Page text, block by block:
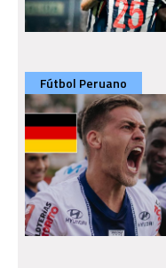
Fútbol Peruano